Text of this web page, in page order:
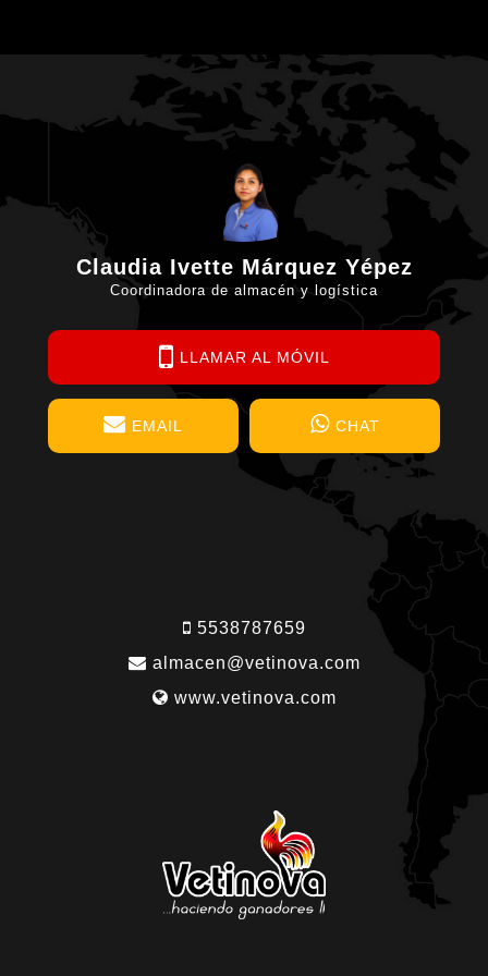
Claudia Ivette Márquez Yépez
Coordinadora de almacén y logística
LLAMAR AL MÓVIL
EMAIL CHAT
5538787659
almacen@vetinova.com
www.vetinova.com